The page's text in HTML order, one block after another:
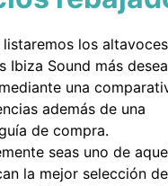
los altavoces
Ibiza Sound más
una
además de una
de compra.
seas uno de
la mejor selección de